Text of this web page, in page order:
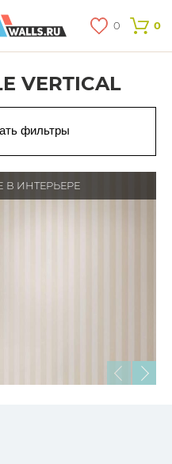
0 0
VERTICAL
фильтры
В ИНТЕРЬЕРЕ